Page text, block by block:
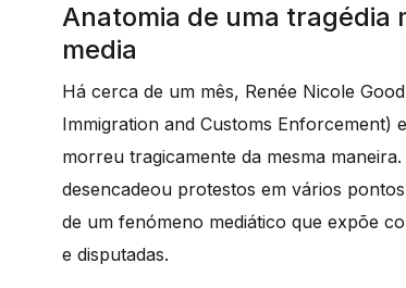
Anatomia de uma tragédia
media
Há cerca de um mês, Renée Nicole
Immigration and Customs Enforcement)
morreu tragicamente da mesma
desencadeou protestos em vários
de um fenómeno mediático que expõe
e disputadas.